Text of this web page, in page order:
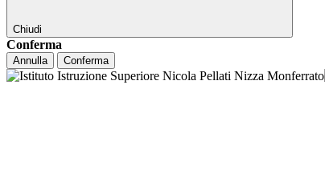
Chiudi
Conferma
Annulla Conferma